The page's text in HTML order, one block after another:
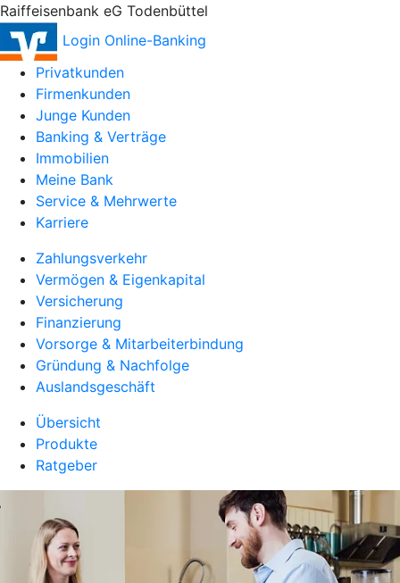
Raiffeisenbank eG Todenbüttel
Login Online-Banking
Privatkunden
Firmenkunden
Junge Kunden
Banking & Verträge
Immobilien
Meine Bank
Service & Mehrwerte
Karriere
Zahlungsverkehr
Vermögen & Eigenkapital
Versicherung
Finanzierung
Vorsorge & Mitarbeiterbindung
Gründung & Nachfolge
Auslandsgeschäft
Übersicht
Produkte
Ratgeber